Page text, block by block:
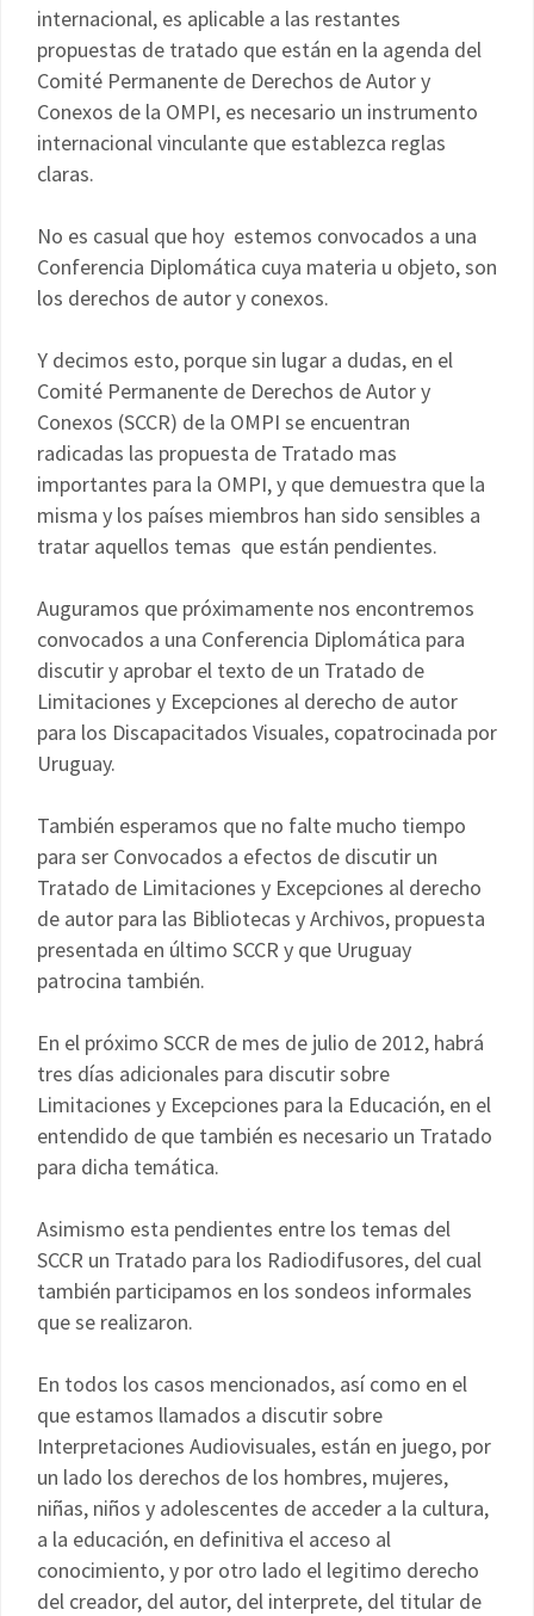
internacional, es aplicable a las restantes
propuestas de tratado que están en la agenda del
Comité Permanente de Derechos de Autor y
Conexos de la OMPI, es necesario un instrumento
internacional vinculante que establezca reglas
claras.
No es casual que hoy estemos convocados a una
Conferencia Diplomática cuya materia u objeto, son
los derechos de autor y conexos.
Y decimos esto, porque sin lugar a dudas, en el
Comité Permanente de Derechos de Autor y
Conexos (SCCR) de la OMPI se encuentran
radicadas las propuesta de Tratado mas
importantes para la OMPI, y que demuestra que la
misma y los países miembros han sido sensibles a
tratar aquellos temas que están pendientes.
Auguramos que próximamente nos encontremos
convocados a una Conferencia Diplomática para
discutir y aprobar el texto de un Tratado de
Limitaciones y Excepciones al derecho de autor
para los Discapacitados Visuales, copatrocinada por
Uruguay.
También esperamos que no falte mucho tiempo
para ser Convocados a efectos de discutir un
Tratado de Limitaciones y Excepciones al derecho
de autor para las Bibliotecas y Archivos, propuesta
presentada en último SCCR y que Uruguay
patrocina también.
En el próximo SCCR de mes de julio de 2012, habrá
tres días adicionales para discutir sobre
Limitaciones y Excepciones para la Educación, en el
entendido de que también es necesario un Tratado
para dicha temática.
Asimismo esta pendientes entre los temas del
SCCR un Tratado para los Radiodifusores, del cual
también participamos en los sondeos informales
que se realizaron.
En todos los casos mencionados, así como en el
que estamos llamados a discutir sobre
Interpretaciones Audiovisuales, están en juego, por
un lado los derechos de los hombres, mujeres,
niñas, niños y adolescentes de acceder a la cultura,
a la educación, en definitiva el acceso al
conocimiento, y por otro lado el legitimo derecho
del creador, del autor, del interprete, del titular de